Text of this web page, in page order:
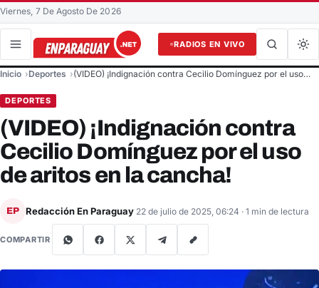
Viernes, 7 De Agosto De 2026
RADIOS EN VIVO
Buscar en el sitio
Inicio Deportes (VIDEO) ¡Indignación contra Cecilio Domínguez por el uso…
DEPORTES
(VIDEO) ¡Indignación contra
Cecilio Domínguez por el uso
de aritos en la cancha!
EP Redacción En Paraguay 22 de julio de 2025, 06:24 · 1 min de lectura
COMPARTIR